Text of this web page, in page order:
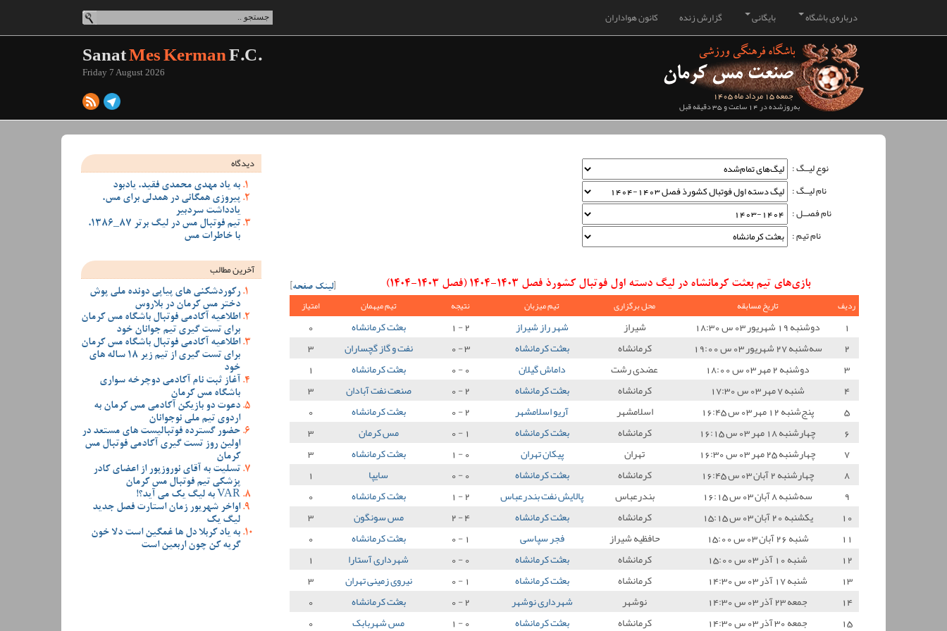
کانون هواداران گزارش زنده بایگانی درباره‌ی باشگاه
جمعه 15 مرداد ماه 1405
به‌روزشده در 14 ساعت و 35 دقیقه قبل
SanatMes KermanF.C.
Friday 7 August 2026
نوع لیــگ :
نام لیــگ :
نام فصــل :
نام تیم :
بازی‌های تیم بعثت کرمانشاه در لیگ دسته اول فوتبال کشورذ فصل 1403-1404 (فصل 1403-1404) [لینک صفحه]
ردیف تاریخ مسابقه محل برگزاری تیم میزبان نتیجه تیم میهمان امتیاز
1 دوشنبه 19 شهریور 03 س 18:30 شیراز شهر راز شیراز 2 - 1 بعثت کرمانشاه
0
2
سه‌شنبه 27 شهریور 03 س 19:00 کرمانشاه بعثت کرمانشاه 3 - 0 نفت و گاز گچساران
3
3
دوشنبه 2 مهر 03 س 18:00 عضدی رشت داماش گیلان 0 - 0 بعثت کرمانشاه
1
4
شنبه 7 مهر 03 س 17:30 کرمانشاه بعثت کرمانشاه 2 - 0 صنعت نفت آبادان
3
5
پنج‌شنبه 12 مهر 03 س 16:45 اسلامشهر آریو اسلامشهر 2 - 0 بعثت کرمانشاه
0
6
چهارشنبه 18 مهر 03 س 16:15 کرمانشاه بعثت کرمانشاه 1 - 0 مس کرمان
3
7
چهارشنبه 25 مهر 03 س 16:30 تهران پیکان تهران 0 - 1 بعثت کرمانشاه
3
8
چهارشنبه 2 آبان 03 س 16:45 کرمانشاه بعثت کرمانشاه 0 - 0 سایپا
1
9
سه‌شنبه 8 آبان 03 س 16:15 بندرعباس پالایش نفت بندرعباس 2 - 1 بعثت کرمانشاه
0
10
یکشنبه 20 آبان 03 س 15:15 کرمانشاه بعثت کرمانشاه 4 - 2 مس سونگون
3
11
شنبه 26 آبان 03 س 15:00 حافظیه شیراز فجر سپاسی 1 - 0 بعثت کرمانشاه
0
12
شنبه 10 آذر 03 س 15:00 کرمانشاه بعثت کرمانشاه 0 - 0 شهرداری آستارا
1
13
شنبه 17 آذر 03 س 14:30 کرمانشاه بعثت کرمانشاه 1 - 0 نیروی زمینی تهران
3
14
جمعه 23 آذر 03 س 14:30 نوشهر شهرداری نوشهر 2 - 0 بعثت کرمانشاه
0
15
جمعه 30 آذر 03 س 14:30 کرمانشاه بعثت کرمانشاه 0 - 1 مس شهربابک
0
دیدگاه
به یاد مهدی محمدی فقید، یادبود
پیروزی همگانی در همدلی برای مس،
یادداشت سردبیر
تیم فوتبال مس در لیگ برتر 87_1386،
با خاطرات مس
آخرین مطالب
رکوردشکنی های پیاپی دونده ملی پوش
دختر مس کرمان در بلاروس
اطلاعیه آکادمی فوتبال باشگاه مس کرمان
برای تست گیری تیم جوانان خود
اطلاعیه آکادمی فوتبال باشگاه مس کرمان
برای تست گیری از تیم زیر 18 ساله های
خود
آغاز ثبت نام آکادمی دوچرخه سواری
باشگاه مس کرمان
دعوت دو بازیکن آکادمی مس کرمان به
اردوی تیم ملی نوجوانان
حضور گسترده فوتبالیست های مستعد در
اولین روز تست گیری آکادمی فوتبال مس
کرمان
تسلیت به آقای نوروزپور از اعضای کادر
پزشکی تیم فوتبال مس کرمان
VAR به لیگ یک می آید؟!
اواخر شهریور زمان استارت فصل جدید
لیگ یک
به یاد کربلا دل ها غمگین است دلا خون
گریه کن چون اربعین است